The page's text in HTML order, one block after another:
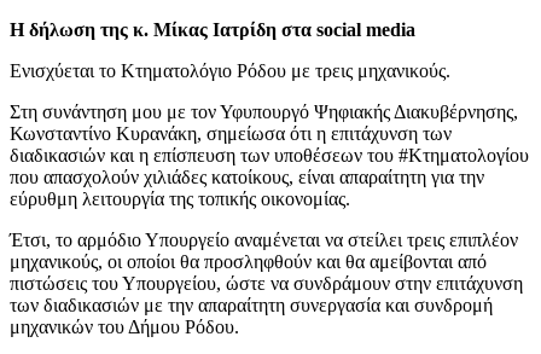
Η δήλωση της κ. Μίκας Ιατρίδη στα social media
Ενισχύεται το Κτηματολόγιο Ρόδου με τρεις μηχανικούς.
Στη συνάντηση μου με τον Υφυπουργό Ψηφιακής Διακυβέρνησης,
Κωνσταντίνο Κυρανάκη, σημείωσα ότι η επιτάχυνση των
διαδικασιών και η επίσπευση των υποθέσεων του #Κτηματολογίου
που απασχολούν χιλιάδες κατοίκους, είναι απαραίτητη για την
εύρυθμη λειτουργία της τοπικής οικονομίας.
Έτσι, το αρμόδιο Υπουργείο αναμένεται να στείλει τρεις επιπλέον
μηχανικούς, οι οποίοι θα προσληφθούν και θα αμείβονται από
πιστώσεις του Υπουργείου, ώστε να συνδράμουν στην επιτάχυνση
των διαδικασιών με την απαραίτητη συνεργασία και συνδρομή
μηχανικών του Δήμου Ρόδου.